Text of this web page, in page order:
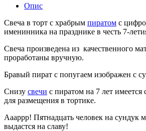
Опис
Свеча в торт с храбрым пиратом с
именинника на празднике в честь 7-
Свеча произведена из качественного
проработаны вручную.
Бравый пират с попугаем изображен с
Снизу свечи с пиратом на 7 лет
для размещения в тортике.
Аааррр! Пятнадцать человек на сундук
выдастся на славу!